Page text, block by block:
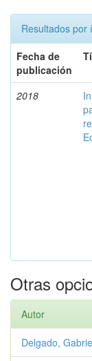
Resultados por
Fecha de
publicación
2018
Otras
Autor
Delgado,